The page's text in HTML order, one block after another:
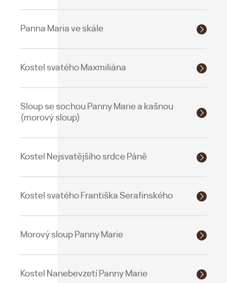
Panna Maria ve skále
Kostel svatého Maxmiliána
Sloup se sochou Panny Marie a kašnou
(morový sloup)
Kostel Nejsvatějšího srdce Páně
Kostel svatého Františka Serafinského
Morový sloup Panny Marie
Kostel Nanebevzetí Panny Marie